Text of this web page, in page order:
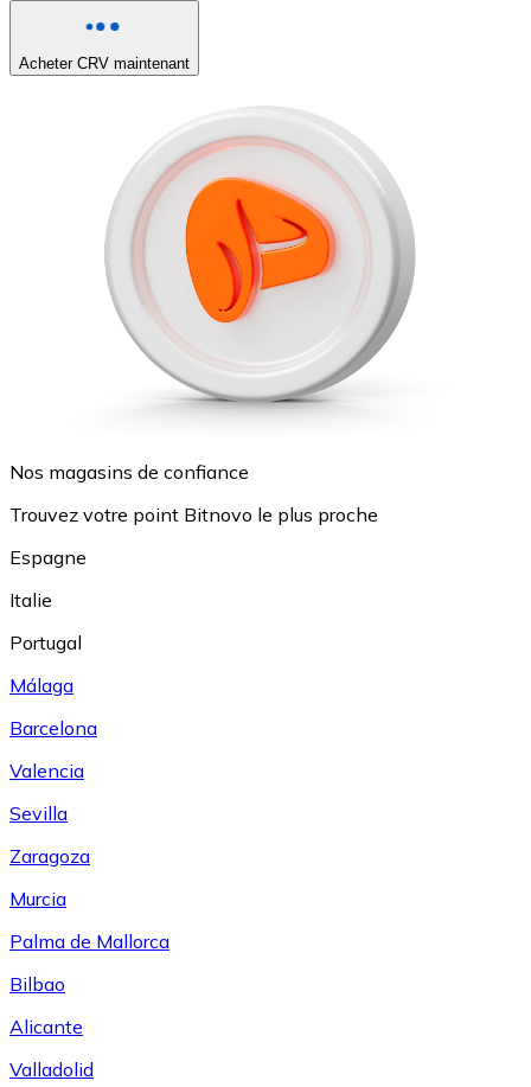
Acheter CRV maintenant
Nos magasins de confiance
Trouvez votre point Bitnovo le plus proche
Espagne
Italie
Portugal
Málaga
Barcelona
Valencia
Sevilla
Zaragoza
Murcia
Palma de Mallorca
Bilbao
Alicante
Valladolid